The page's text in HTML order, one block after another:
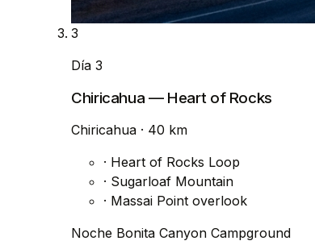
3
Día 3
Chiricahua — Heart of Rocks
Chiricahua · 40 km
· Heart of Rocks Loop
· Sugarloaf Mountain
· Massai Point overlook
Noche Bonita Canyon Campground